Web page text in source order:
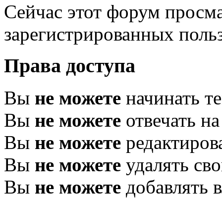
Сейчас этот форум
зарегистрированных
Права доступа
Вы не можете начинать
Вы не можете отвечать
Вы не можете
Вы не можете удалять
Вы не можете добавлять